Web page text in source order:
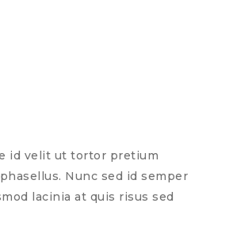
id velit ut tortor pretium
Nunc sed id semper
lacinia at quis risus sed